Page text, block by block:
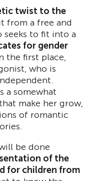
twist to the
from a free and
seeks to fit into a
for gender
the first place,
who is
a somewhat
make her grow,
of romantic
be done
of the
for children from